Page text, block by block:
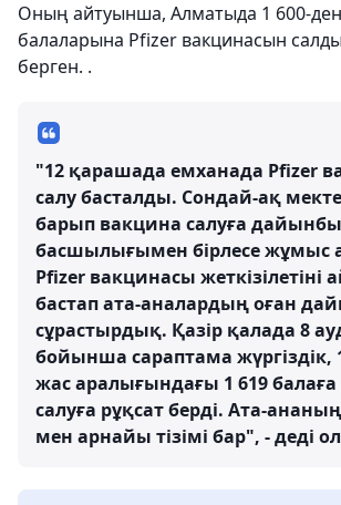
Оның айтуынша, Алматыда 1 600-
балаларына Pfizer вакцинасын
берген. .
"12 қарашада емханада Pfizer
салу басталды. Сондай-ақ
барып вакцина салуға
басшылығымен бірлесе жұмыс
Pfizer вакцинасы жеткізілетіні
бастап ата-аналардың оған
сұрастырдық. Қазір қалада 8
бойынша сараптама жүргіздік,
жас аралығындағы 1 619
салуға рұқсат берді. Ата-
мен арнайы тізімі бар", - деді